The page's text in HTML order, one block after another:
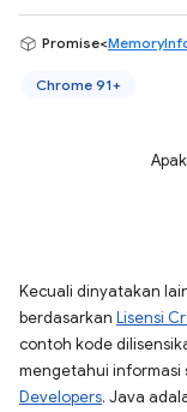
Promise<
Chrome 91+
Kecuali dinyatakan
berdasarkan Lisensi
contoh kode
mengetahui informasi
Developers. Java